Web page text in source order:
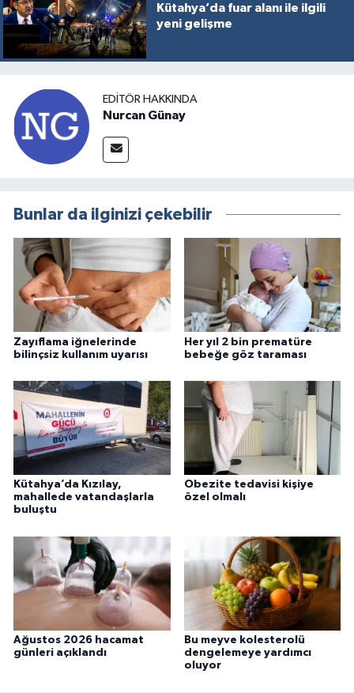
Kütahya’da fuar alanı ile ilgili
yeni gelişme
EDITÖR HAKKINDA
Nurcan Günay
Bunlar da ilginizi çekebilir
Zayıflama iğnelerinde
bilinçsiz kullanım uyarısı
Her yıl 2 bin prematüre
bebeğe göz taraması
Kütahya’da Kızılay,
mahallede vatandaşlarla
buluştu
Obezite tedavisi kişiye
özel olmalı
Ağustos 2026 hacamat
günleri açıklandı
Bu meyve kolesterolü
dengelemeye yardımcı
oluyor